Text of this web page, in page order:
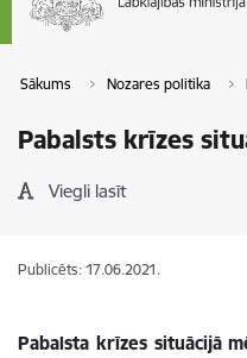
Sākums Nozares politika
Pabalsts krīzes
Viegli lasīt
Publicēts: 17.06.2021.
Pabalsta krīzes situācijā